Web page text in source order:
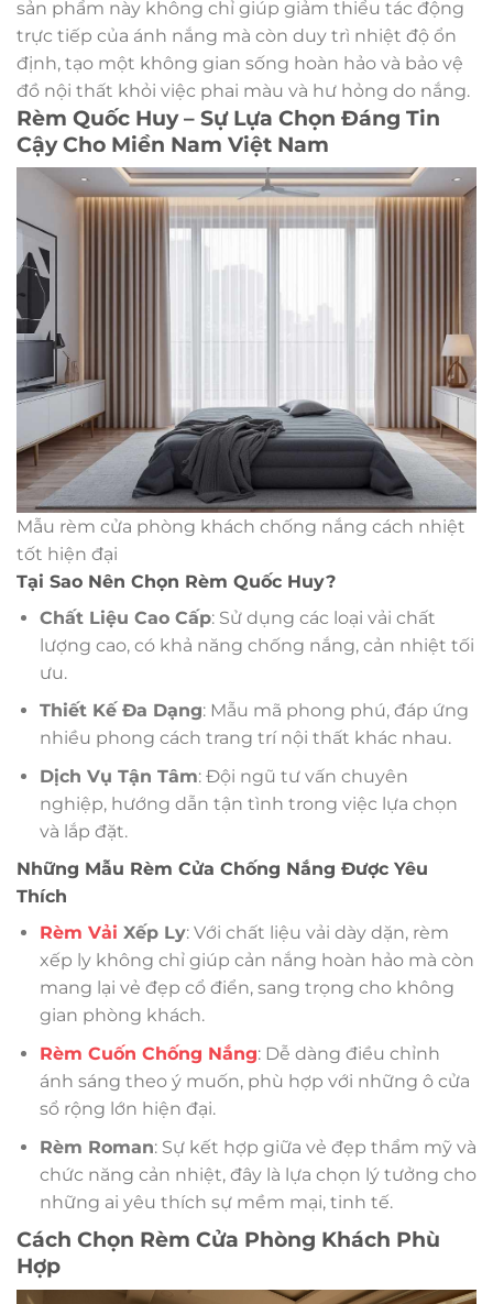
sản phẩm này không chỉ giúp giảm thiểu tác động
trực tiếp của ánh nắng mà còn duy trì nhiệt độ ổn
định, tạo một không gian sống hoàn hảo và bảo vệ
đồ nội thất khỏi việc phai màu và hư hỏng do nắng.
Rèm Quốc Huy – Sự Lựa Chọn Đáng Tin
Cậy Cho Miền Nam Việt Nam
Mẫu rèm cửa phòng khách chống nắng cách nhiệt
tốt hiện đại
Tại Sao Nên Chọn Rèm Quốc Huy?
Chất Liệu Cao Cấp: Sử dụng các loại vải chất
lượng cao, có khả năng chống nắng, cản nhiệt tối
ưu.
Thiết Kế Đa Dạng: Mẫu mã phong phú, đáp ứng
nhiều phong cách trang trí nội thất khác nhau.
Dịch Vụ Tận Tâm: Đội ngũ tư vấn chuyên
nghiệp, hướng dẫn tận tình trong việc lựa chọn
và lắp đặt.
Những Mẫu Rèm Cửa Chống Nắng Được Yêu
Thích
Rèm Vải Xếp Ly: Với chất liệu vải dày dặn, rèm
xếp ly không chỉ giúp cản nắng hoàn hảo mà còn
mang lại vẻ đẹp cổ điển, sang trọng cho không
gian phòng khách.
Rèm Cuốn Chống Nắng: Dễ dàng điều chỉnh
ánh sáng theo ý muốn, phù hợp với những ô cửa
sổ rộng lớn hiện đại.
Rèm Roman: Sự kết hợp giữa vẻ đẹp thẩm mỹ và
chức năng cản nhiệt, đây là lựa chọn lý tưởng cho
những ai yêu thích sự mềm mại, tinh tế.
Cách Chọn Rèm Cửa Phòng Khách Phù
Hợp